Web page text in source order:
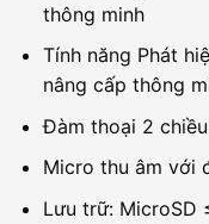
thông minh
Tính năng Phát
nâng cấp thông
Đàm thoại 2
Micro thu âm với
Lưu trữ: MicroSD